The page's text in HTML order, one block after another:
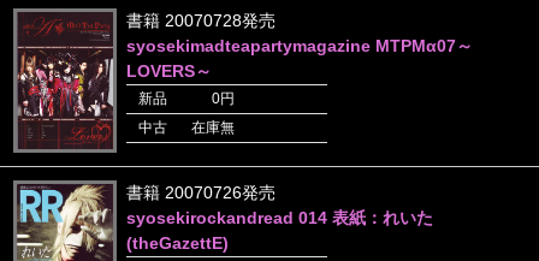
書籍 20070728発売
syosekimadteapartymagazine MTPMα07～
LOVERS～
新品
0円
中古
在庫無
書籍 20070726発売
syosekirockandread 014 表紙：れいた
(theGazettE)